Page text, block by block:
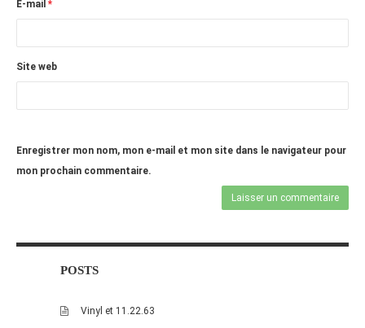
avril 2010
octobre 2009
septembre 2009
juin 2009
mai 2009
E-mail *
Site web
Enregistrer mon nom, mon e-mail et mon site dans le navigateur pour
mon prochain commentaire.
POSTS
Vinyl et 11.22.63